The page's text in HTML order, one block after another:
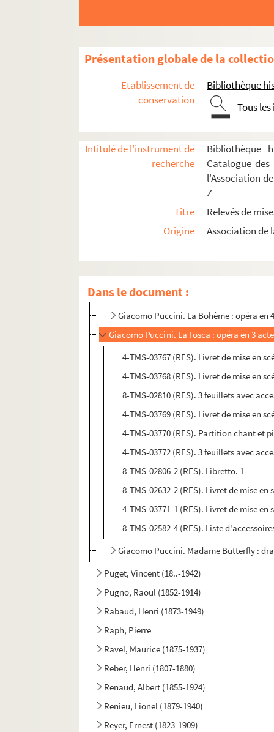
Présentation globale de la
Etablissement de
conservation
Bibliothèque
Tous
Intitulé de l'instrument de
recherche
Bibliothèque
Catalogue
l'Association
Z
Titre
Relevés de
Origine
Association de
Dans le document :
Perrin, Jules (1839-1911)
Perronnet, Joanni (1855-1900)
Pessard, Émile (1843-1917)
Petit, Albert (18..-1929)
Pierné, Gabriel (1863-1937)
Pillevestre, Jules (1837-1903)
Planquette, Robert (1848-1903)
Poise, Ferdinand (1828-1892)
Ponchielli, Amilcare (1834-1886)
Poncin, Eugène (1860-1940)
Pons, Charles (1870-1957)
Potier, Henri (1816-1878)
Puccini, Giacomo (1858-1924)
Giacomo Puccini. Manon Lescaut :
Giacomo Puccini. La Bohème : opéra
Giacomo Puccini. La Tosca : opéra en 3
4-TMS-03767 (RES). Livret de mise en
4-TMS-03768 (RES). Livret de mise en
8-TMS-02810 (RES). 3 feuillets avec
4-TMS-03769 (RES). Livret de mise en
4-TMS-03770 (RES). Partition chant et
4-TMS-03772 (RES). 3 feuillets avec
8-TMS-02806-2 (RES). Libretto. 1
8-TMS-02632-2 (RES). Livret de mise en
4-TMS-03771-1 (RES). Livret de mise en
8-TMS-02582-4 (RES). Liste
Giacomo Puccini. Madame Butterfly :
Puget, Vincent (18..-1942)
Pugno, Raoul (1852-1914)
Rabaud, Henri (1873-1949)
Raph, Pierre
Ravel, Maurice (1875-1937)
Reber, Henri (1807-1880)
Renaud, Albert (1855-1924)
Renieu, Lionel (1879-1940)
Reyer, Ernest (1823-1909)